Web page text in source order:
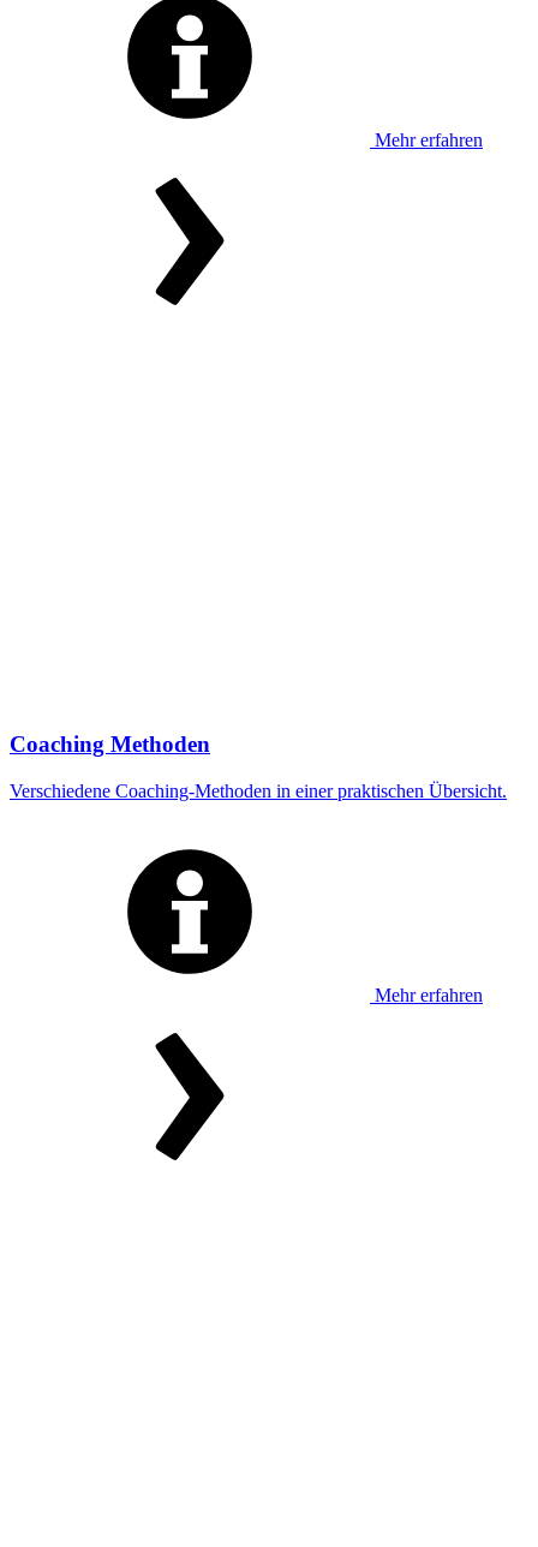
Mehr erfahren
Coaching Methoden
Verschiedene Coaching-Methoden in einer praktischen Übersicht.
Mehr erfahren